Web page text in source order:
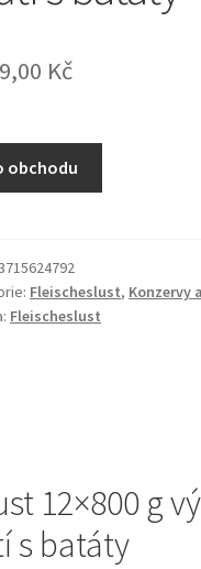
Kč
obchodu
Fleischeslust, Konzervy
Fleischeslust
12×800 g
s batáty